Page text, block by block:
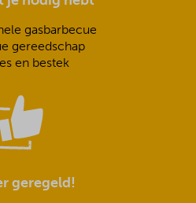
gasbarbecue
gereedschap
en bestek
geregeld!